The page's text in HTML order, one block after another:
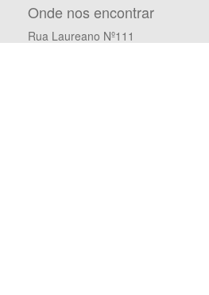
Onde nos encontrar
Rua Laureano Nº111